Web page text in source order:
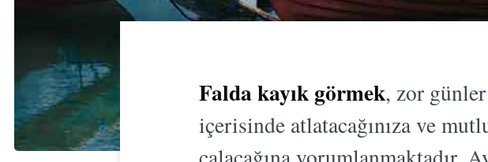
Falda kayık görmek, zor
içerisinde atlatacağınıza ve